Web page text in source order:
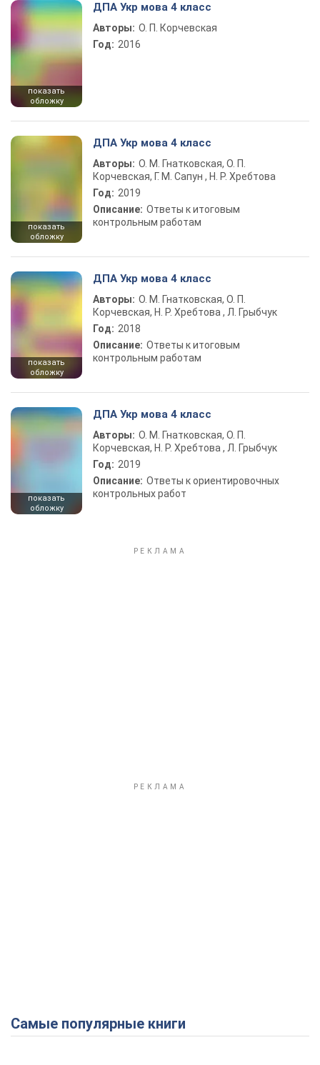
показать
обложку
ДПА Укр мова 4 класс
Авторы: О. П. Корчевская
Год: 2016
показать
обложку
ДПА Укр мова 4 класс
Авторы: О. М. Гнатковская, О. П.
Корчевская, Г. М. Сапун , Н. Р. Хребтова
Год: 2019
Описание: Ответы к итоговым
контрольным работам
показать
обложку
ДПА Укр мова 4 класс
Авторы: О. М. Гнатковская, О. П.
Корчевская, Н. Р. Хребтова , Л. Грыбчук
Год: 2018
Описание: Ответы к итоговым
контрольным работам
показать
обложку
ДПА Укр мова 4 класс
Авторы: О. М. Гнатковская, О. П.
Корчевская, Н. Р. Хребтова , Л. Грыбчук
Год: 2019
Описание: Ответы к ориентировочных
контрольных работ
Самые популярные книги